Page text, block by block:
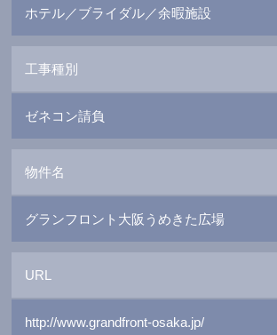
ホテル／ブライダル／余暇施設
工事種別
ゼネコン請負
物件名
グランフロント大阪うめきた広場
URL
http://www.grandfront-osaka.jp/